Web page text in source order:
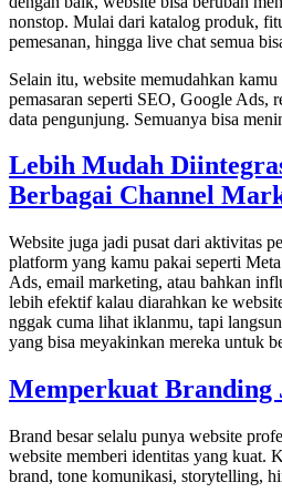
nonstop. Mulai dari katalog produk,
pemesanan, hingga live chat semua
Selain itu, website memudahkan
pemasaran seperti SEO, Google Ads,
data pengunjung. Semuanya bisa
Lebih Mudah
Berbagai Channel
Website juga jadi pusat dari aktivitas
platform yang kamu pakai seperti
Ads, email marketing, atau bahkan
lebih efektif kalau diarahkan ke
nggak cuma lihat iklanmu, tapi
yang bisa meyakinkan mereka untuk
Memperkuat Branding
Brand besar selalu punya website
website memberi identitas yang kuat.
brand, tone komunikasi, storytelling,